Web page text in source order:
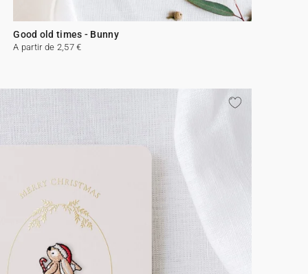
Good old times - Bunny
A partir de 2,57 €